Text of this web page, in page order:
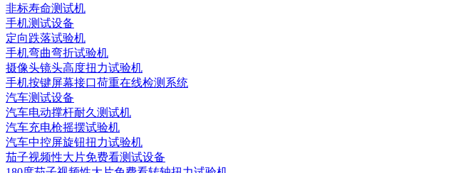
非标寿命测试机
手机测试设备
定向跌落试验机
手机弯曲弯折试验机
摄像头镜头高度扭力试验机
手机按键屏幕接口荷重在线检测系统
汽车测试设备
汽车电动撑杆耐久测试机
汽车充电枪摇摆试验机
汽车中控屏旋钮扭力试验机
茄子视频性大片免费看测试设备